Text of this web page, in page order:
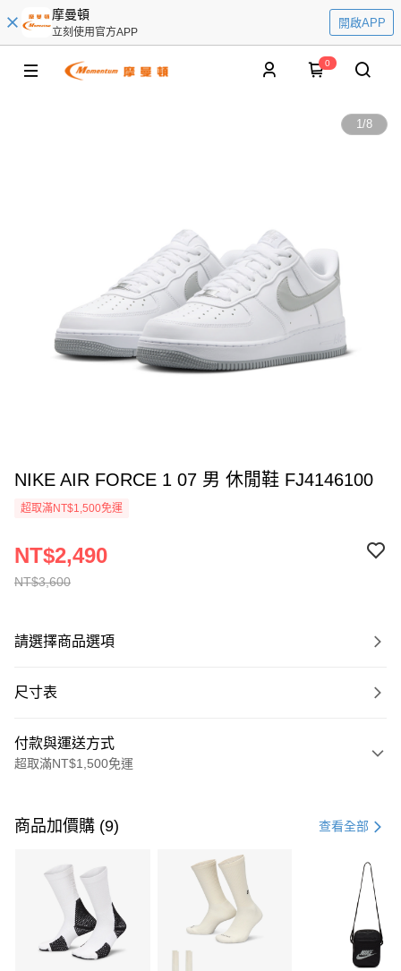
摩曼頓
立刻使用官方APP
開啟APP
0
1/8
NIKE AIR FORCE 1 07 男 休閒鞋 FJ4146100
超取滿NT$1,500免運
NT$3,600
NT$2,490
請選擇商品選項
尺寸表
付款與運送方式
超取滿NT$1,500免運
信用卡一次付款
3 期 0 利率 每期 21家銀行
合作金庫商業銀行
第一商業銀行
華南商業銀行
彰化商業銀行
上海商業儲蓄銀行
Apple Pay
商品加價購 (9) 查看全部